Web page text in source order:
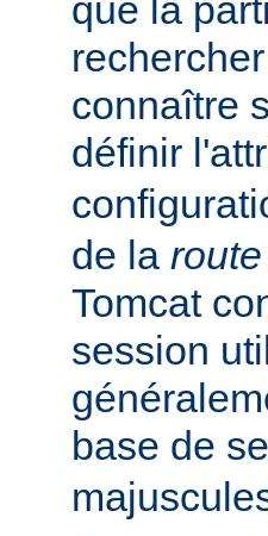
que la
connaître
définir
de la route
Tomcat
session
base de